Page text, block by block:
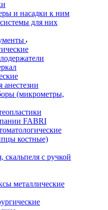
и насадки к ним
для них
(микрометры,
FABRI
костные)
скальпеля с ручкой
металлические